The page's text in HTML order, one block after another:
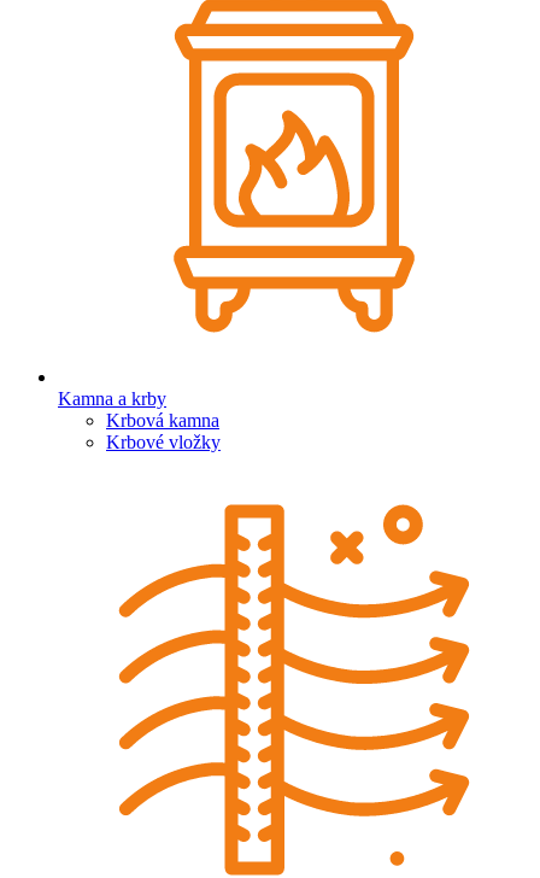
Kamna a krby
Krbová kamna
Krbové vložky